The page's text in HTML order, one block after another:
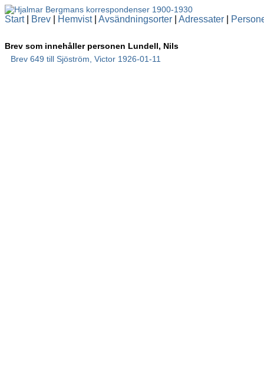
Start| Brev Hemvist| Avsändningsorter Adressater
Brev som innehåller personen Lundell, Nils
Brev 649 till Sjöström, Victor 1926-01-11